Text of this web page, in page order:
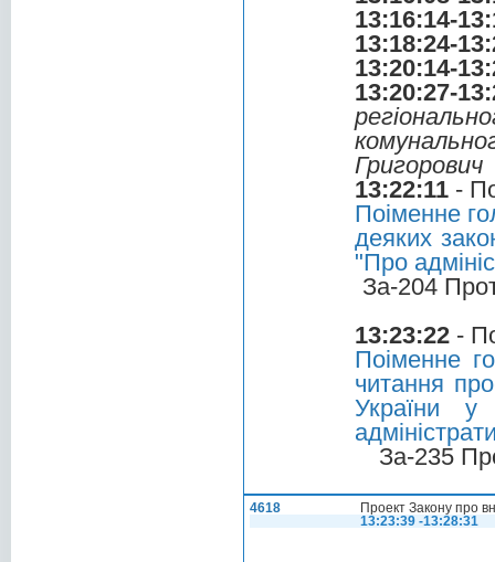
13:16:14-
13:18:24-
13:20:14-
13:20:27-
Григорович
13:22:11 -
Поіменне
деяких
"Про
За-204
13:23:22 -
Поіменне
читання
України
За-235
4618
Проект Закону про
13:23:39 -13:28:31